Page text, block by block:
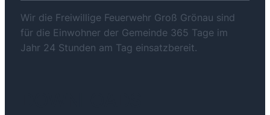
Wir die Freiwillige Feuerwehr Groß Grönau sind
für die Einwohner der Gemeinde 365 Tage im
Jahr 24 Stunden am Tag einsatzbereit.